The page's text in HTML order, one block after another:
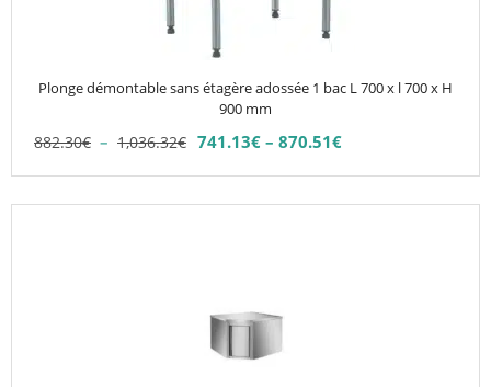
Plonge démontable sans étagère adossée 1 bac L 700 x l 700 x H
900 mm
882.30€ – 1,036.32€Plage
882.30€
741.13€ – 870.51€
Plage
de
choisies